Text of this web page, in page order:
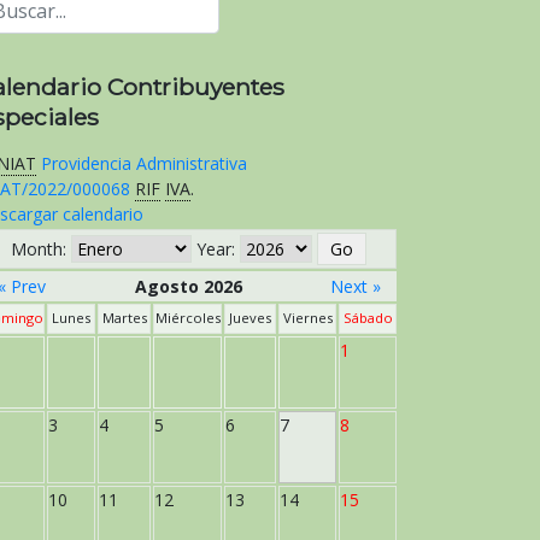
Contribuyentes
Providencia Administrativa
2022/000068 RIF IVA.
calendario
Month:
Year:
« Prev
Agosto 2026 Next »
Lunes Martes Miércoles Jueves Viernes Sábado
1
3 4 5 6 7 8
10 11 12 13 14 15